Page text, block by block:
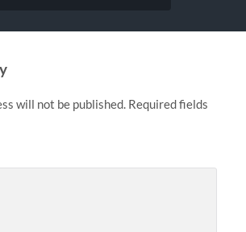
will not be published. Required fields